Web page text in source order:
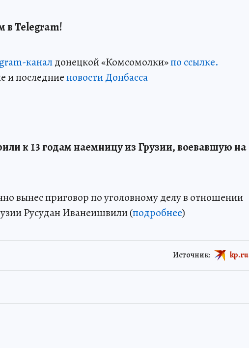
в Telegram!
каналдонецкой «Комсомолки»по ссылке.
и последниеновости Донбасса
к 13 годам наемницу из Грузии, воевавшую на
вынес приговор по уголовному делу в отношении
Русудан Иванеишвили (подробнее)
Источник: kp.ru